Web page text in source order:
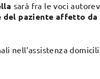
sarà fra le voci
paziente affetto
nell’assistenza